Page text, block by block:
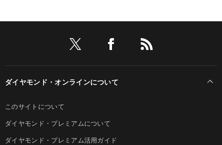
ダイヤモンド・オンラインについて
このサイトについて
ダイヤモンド・プレミアムについて
ダイヤモンド・プレミアム活用ガイド